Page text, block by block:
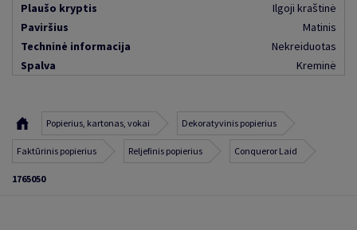
Plaušo kryptis
Ilgoji kraštinė
Paviršius
Matinis
Techninė informacija
Nekreiduotas
Spalva
Kreminė
Popierius, kartonas, vokai Dekoratyvinis popierius
Faktūrinis popierius Reljefinis popierius Conqueror Laid
1765050